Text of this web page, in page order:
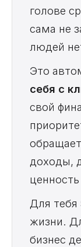
голове
сама не
людей
Это
себя с
свой
доходы,
Для
жизни.
бизнес